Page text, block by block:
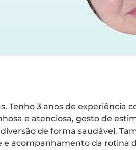
Tenho 3 anos de experiência
e atenciosa, gosto de
de forma saudável.
e acompanhamento da rotina